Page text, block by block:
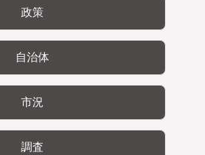
政策
自治体
市況
調査